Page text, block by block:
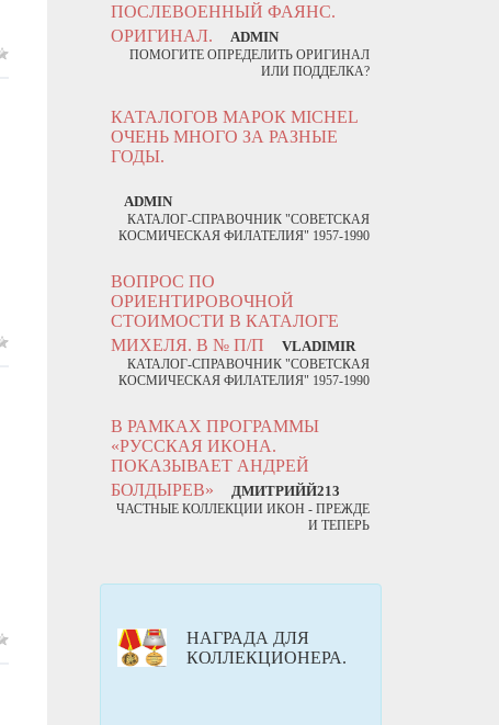
ПОСЛЕВОЕННЫЙ ФАЯНС.
ОРИГИНАЛ.
ADMIN
ПОМОГИТЕ ОПРЕДЕЛИТЬ ОРИГИНАЛ
ИЛИ ПОДДЕЛКА?
КАТАЛОГОВ МАРОК MICHEL
ОЧЕНЬ МНОГО ЗА РАЗНЫЕ
ГОДЫ.
ADMIN
КАТАЛОГ-СПРАВОЧНИК "СОВЕТСКАЯ
КОСМИЧЕСКАЯ ФИЛАТЕЛИЯ" 1957-1990
ВОПРОС ПО
ОРИЕНТИРОВОЧНОЙ
СТОИМОСТИ В КАТАЛОГЕ
МИХЕЛЯ. В № П/П
VLADIMIR
КАТАЛОГ-СПРАВОЧНИК "СОВЕТСКАЯ
КОСМИЧЕСКАЯ ФИЛАТЕЛИЯ" 1957-1990
В РАМКАХ ПРОГРАММЫ
«РУССКАЯ ИКОНА.
ПОКАЗЫВАЕТ АНДРЕЙ
БОЛДЫРЕВ»
ДМИТРИЙЙ213
ЧАСТНЫЕ КОЛЛЕКЦИИ ИКОН - ПРЕЖДЕ
И ТЕПЕРЬ
НАГРАДА ДЛЯ
КОЛЛЕКЦИОНЕРА.